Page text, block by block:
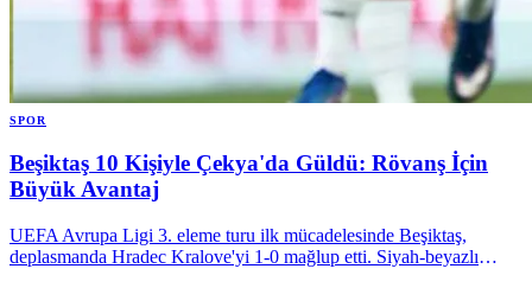
SPOR
Beşiktaş 10 Kişiyle Çekya'da Güldü: Rövanş İçin
Büyük Avantaj
UEFA Avrupa Ligi 3. eleme turu ilk mücadelesinde Beşiktaş,
deplasmanda Hradec Kralove'yi 1-0 mağlup etti. Siyah-beyazlı